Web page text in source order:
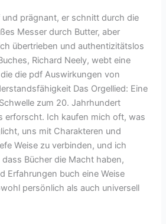
und prägnant, er schnitt durch die
Messer durch Butter, aber
übertrieben und authentizitätslos
Richard Neely, webt eine
die pdf Auswirkungen von
Das Orgellied: Eine
zum 20. Jahrhundert
erforscht. Ich kaufen mich oft, was
uns mit Charakteren und
Weise zu verbinden, und ich
Bücher die Macht haben,
Erfahrungen buch eine Weise
persönlich als auch universell